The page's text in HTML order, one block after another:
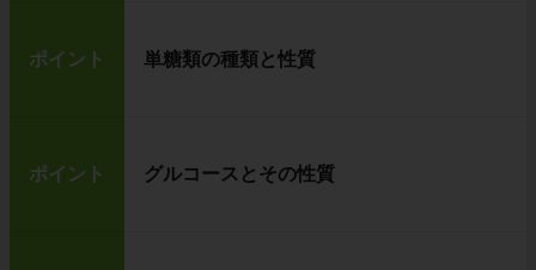
ポイント 単糖類の種類と性質
ポイント グルコースとその性質